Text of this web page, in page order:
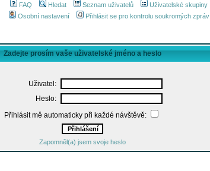
FAQ Hledat Seznam uživatelů Uživatelské skupiny
Osobní nastavení
Přihlásit se pro kontrolu soukromých zpráv
Zadejte prosím vaše uživatelské jméno a heslo
Uživatel:
Heslo:
Přihlásit mě automaticky při každé návštěvě:
Zapomněl(a) jsem svoje heslo